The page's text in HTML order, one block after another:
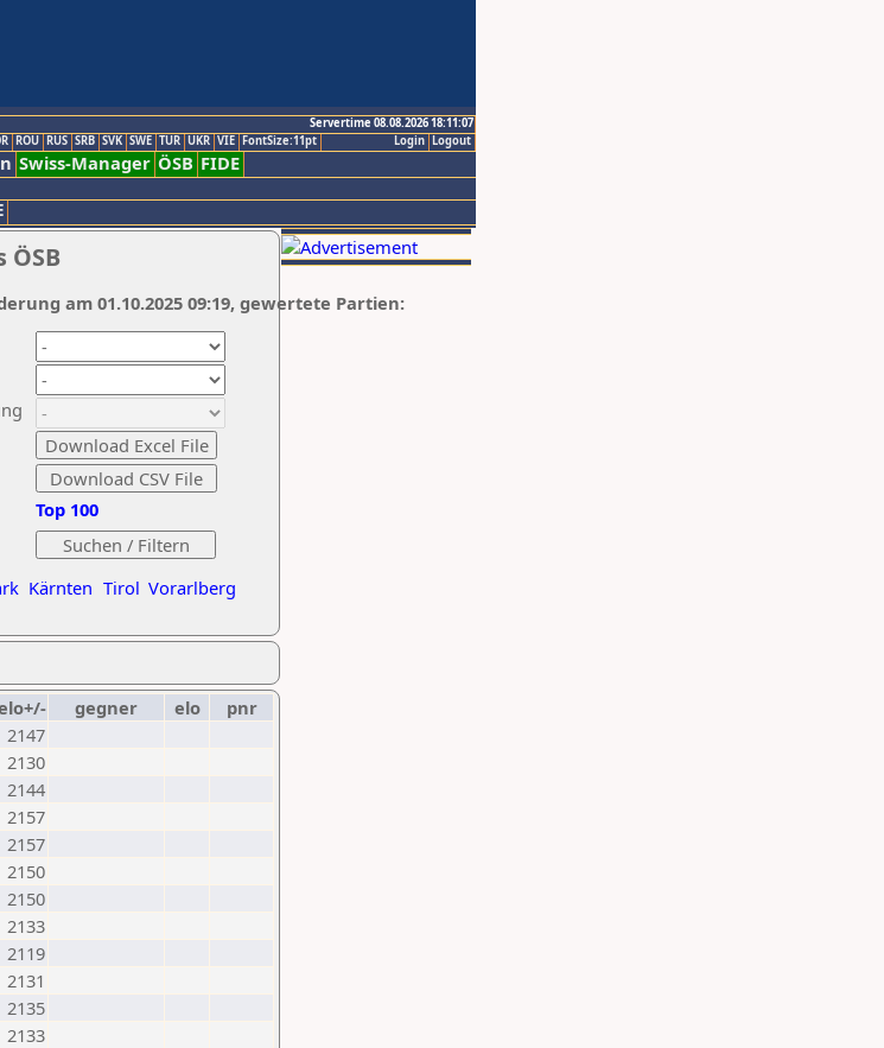
Servertime 08.08.2026 18:11:07
Logout
Login
ROU RUS SRB SVK SWE TUR UKR VIE FontSize:11pt
Swiss-Manager ÖSB FIDE
Kärnten Tirol Vorarlberg
Top 100
am 01.10.2025 09:19, gewertete Partien:
gegner elo
pnr
2147
2130
2144
2157
2157
2150
2150
2133
2119
2131
2135
2133